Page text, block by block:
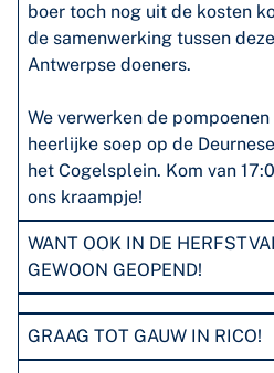
boer toch nog uit de kosten
de samenwerking tussen
Antwerpse doeners.
We verwerken de
heerlijke soep op de
het Cogelsplein. Kom van
ons kraampje!
WANT OOK IN DE
GEWOON GEOPEND!
GRAAG TOT GAUW IN RICO!